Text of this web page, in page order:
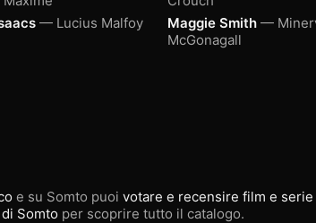
— Lucius Malfoy Maggie Smith —
McGonagall
e su Somto puoi votare e recensire film e serie
Somto per scoprire tutto il catalogo.